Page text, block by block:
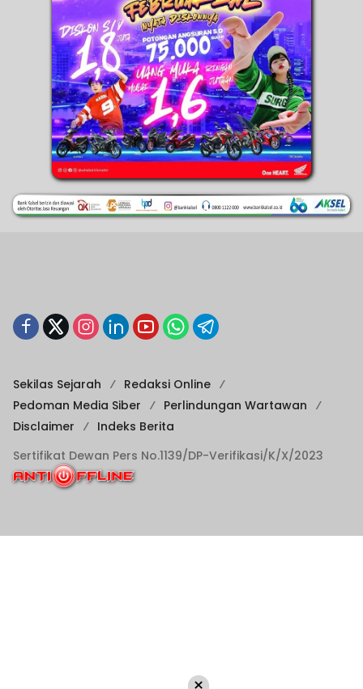
Sekilas Sejarah
Redaksi Online
Pedoman Media Siber
Perlindungan Wartawan
Disclaimer
Indeks Berita
Sertifikat Dewan Pers No.1139/DP-Verifikasi/K/X/2023